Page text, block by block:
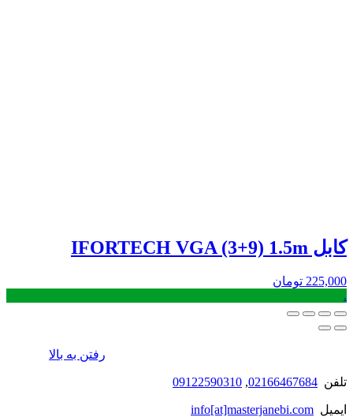
کابل IFORTECH VGA (3+9) 1.5m
225,000 تومان
.
رفتن به بالا
تلفن 02166467684
,
09122590310
ایمیل info[at]masterjanebi.com